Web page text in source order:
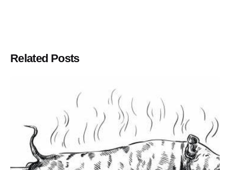
Related Posts